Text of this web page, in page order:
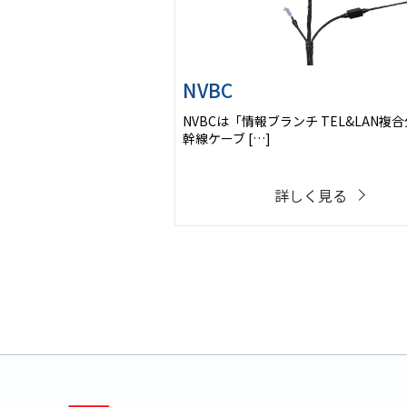
NVBC
NVBCは「情報ブランチ TEL&LAN複
幹線ケーブ […]
詳しく見る